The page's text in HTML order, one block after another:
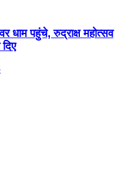
धाम पहुंचे, रुद्राक्ष महोत्सव